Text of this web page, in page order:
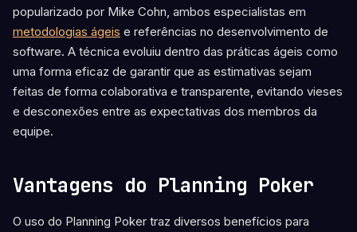
popularizado por Mike Cohn, ambos especialistas em
metodologias ágeis e referências no desenvolvimento de
software. A técnica evoluiu dentro das práticas ágeis como
uma forma eficaz de garantir que as estimativas sejam
feitas de forma colaborativa e transparente, evitando vieses
e desconexões entre as expectativas dos membros da
equipe.
Vantagens do Planning Poker
O uso do Planning Poker traz diversos benefícios para